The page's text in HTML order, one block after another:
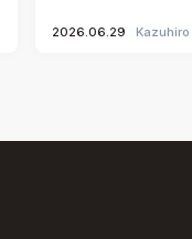
2026.06.29